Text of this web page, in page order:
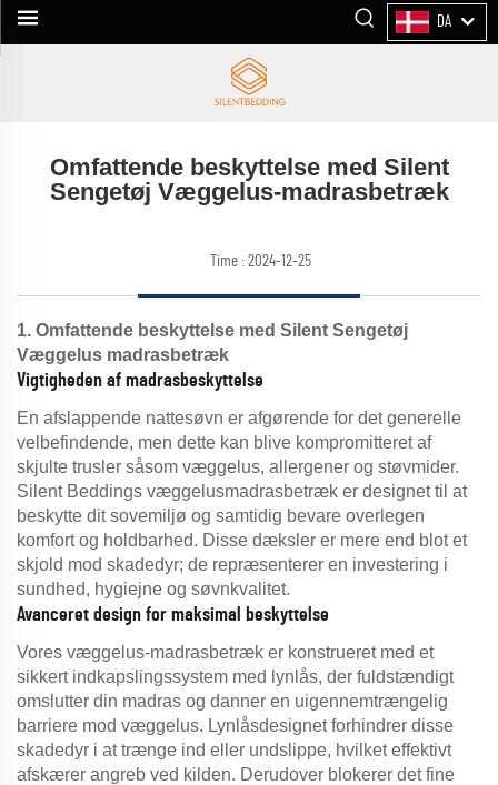
DA
Omfattende beskyttelse med Silent
Sengetøj Væggelus-madrasbetræk
Time : 2024-12-25
1. Omfattende beskyttelse med Silent Sengetøj
Væggelus madrasbetræk
Vigtigheden af madrasbeskyttelse
En afslappende nattesøvn er afgørende for det generelle
velbefindende, men dette kan blive kompromitteret af
skjulte trusler såsom væggelus, allergener og støvmider.
Silent Beddings væggelusmadrasbetræk er designet til at
beskytte dit sovemiljø og samtidig bevare overlegen
komfort og holdbarhed. Disse dæksler er mere end blot et
skjold mod skadedyr; de repræsenterer en investering i
sundhed, hygiejne og søvnkvalitet.
Avanceret design for maksimal beskyttelse
Vores væggelus-madrasbetræk er konstrueret med et
sikkert indkapslingssystem med lynlås, der fuldstændigt
omslutter din madras og danner en uigennemtrængelig
barriere mod væggelus. Lynlåsdesignet forhindrer disse
skadedyr i at trænge ind eller undslippe, hvilket effektivt
afskærer angreb ved kilden. Derudover blokerer det fine